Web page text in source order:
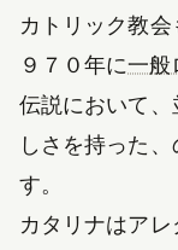
カトリック教
９７０年に一般
伝説において
しさを持った
す。
カタリナはア